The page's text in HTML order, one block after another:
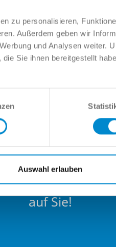
zu personalisieren,
Außerdem geben wir
und Analysen weiter.
Sie ihnen bereitgestellt
Auswahl erlauben
Senden
unsere
auf Sie!